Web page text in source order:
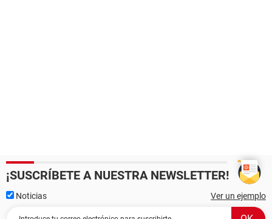
¡SUSCRÍBETE A NUESTRA NEWSLETTER!
Noticias Ver un ejemplo